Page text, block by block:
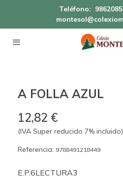
Teléfono:
A FOLLA AZUL
12,82 €
(IVA Super reducido 7% incluido)
Referencia: 9788491218449
E.P.6LECTURA3